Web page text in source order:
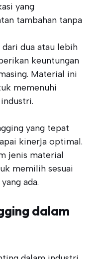
yang
tambahan tanpa
dua atau lebih
keuntungan
Material ini
memenuhi
yang tepat
kinerja optimal.
jenis material
memilih sesuai
ada.
dalam